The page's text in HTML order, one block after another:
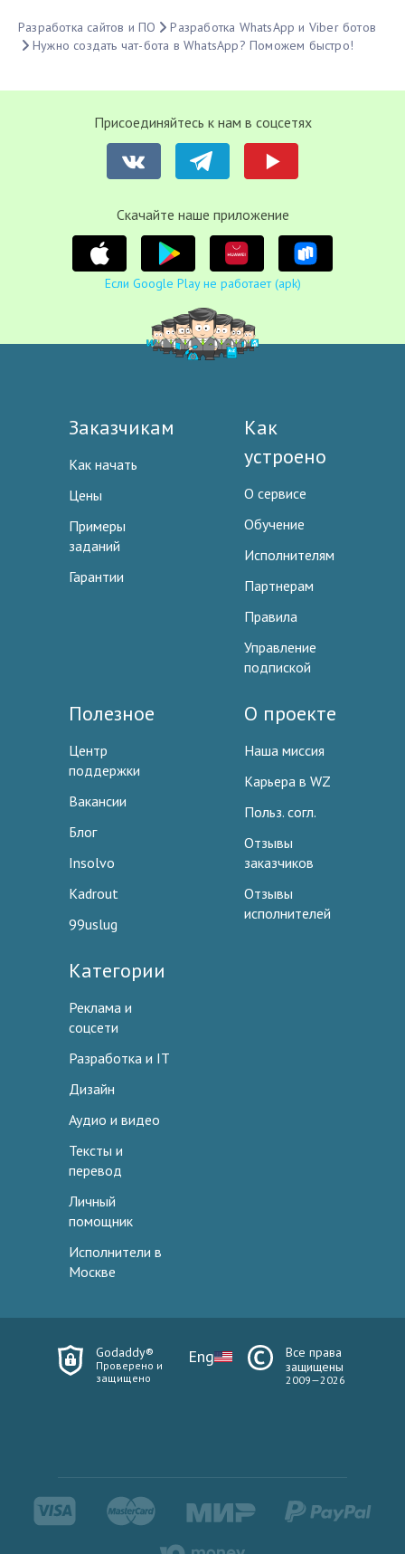
Разработка сайтов и ПО
Разработка WhatsApp и Viber ботов
Нужно создать чат-бота в WhatsApp? Поможем быстро!
Присоединяйтесь к нам в соцсетях
Cкачайте наше приложение
Если Google Play не работает (apk)
Заказчикам
Как начать
Цены
Примеры
заданий
Гарантии
Как
устроено
О сервисе
Обучение
Исполнителям
Партнерам
Правила
Управление
подпиской
Полезное
Центр
поддержки
Вакансии
Блог
Insolvo
Kadrout
99uslug
О проекте
Наша миссия
Карьера в WZ
Польз. согл.
Отзывы
заказчиков
Отзывы
исполнителей
Категории
Реклама и
соцсети
Разработка и IT
Дизайн
Аудио и видео
Тексты и
перевод
Личный
помощник
Исполнители в
Москве
Godaddy®
Проверено и
защищено
Eng
Все права
защищены
2009—2026